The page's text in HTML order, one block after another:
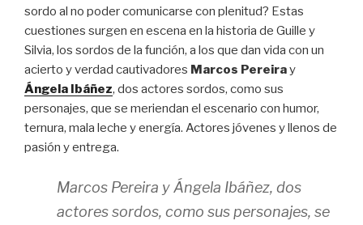
sordo al no poder comunicarse con plenitud? Estas
cuestiones surgen en escena en la historia de Guille y
Silvia, los sordos de la función, a los que dan vida con un
acierto y verdad cautivadores Marcos Pereiray
Ángela Ibáñez, dos actores sordos, como sus
personajes, que se meriendan el escenario con humor,
ternura, mala leche y energía. Actores jóvenes y llenos de
pasión y entrega.
Marcos Pereira y Ángela Ibáñez, dos
actores sordos, como sus personajes, se